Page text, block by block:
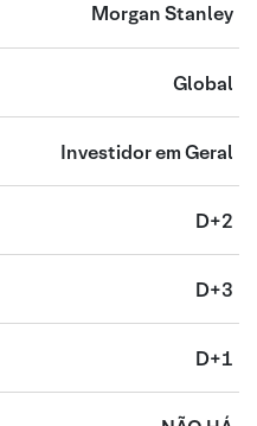
Morgan Stanley
Global
Investidor em Geral
D+2
D+3
D+1